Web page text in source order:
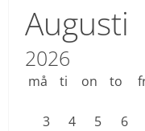
Augusti
2026
må ti on to
3
4 5 6